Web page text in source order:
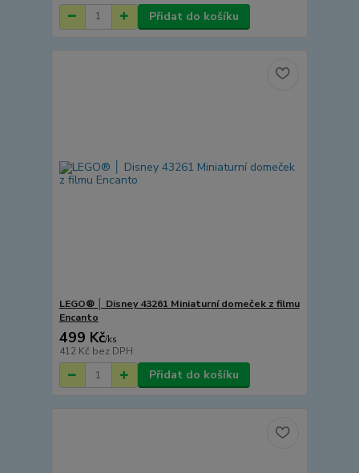
Přidat do košíku
LEGO® │ Disney 43261 Miniaturní domeček z filmu
Encanto
499 Kč/ks
412 Kč bez DPH
Přidat do košíku